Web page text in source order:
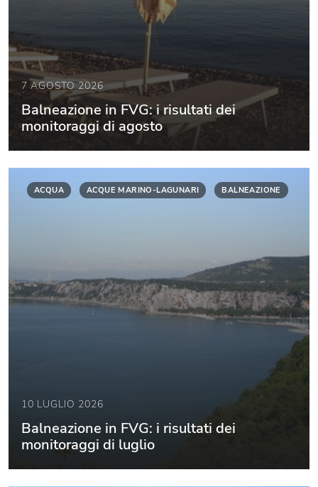
7 AGOSTO 2026
Balneazione in FVG: i risultati dei
monitoraggi di agosto
ACQUA ACQUE MARINO-LAGUNARI BALNEAZIONE
10 LUGLIO 2026
Balneazione in FVG: i risultati dei
monitoraggi di luglio